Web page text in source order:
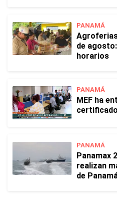
PANAMÁ
de
horarios
PANAMÁ
MEF ha
PANAMÁ
Panamax
realizan
de